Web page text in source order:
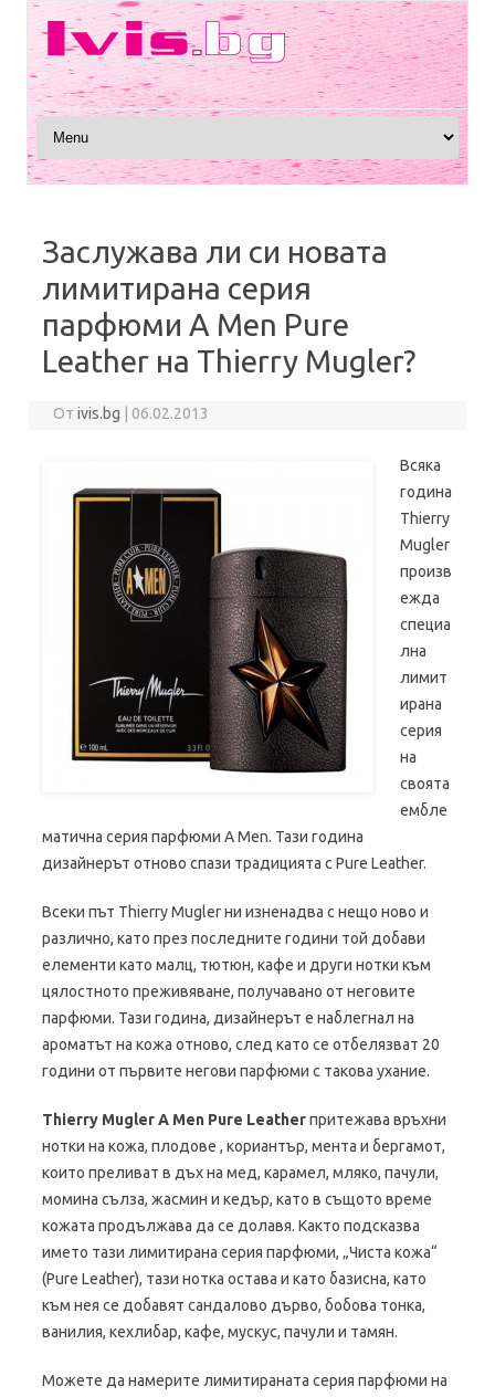
Преминете към съдържанието
Заслужава ли си новата
лимитирана серия
парфюми A Men Pure
Leather на Thierry Mugler?
Отivis.bg 06.02.2013
Всяка
година
Thierry
Mugler
произв
ежда
специа
лна
лимит
ирана
серия
на
своята
ембле
матична серия парфюми A Men. Тази година
дизайнерът отново спази традицията с Pure Leather.
Всеки път Thierry Mugler ни изненадва с нещо ново и
различно, като през последните години той добави
елементи като малц, тютюн, кафе и други нотки към
цялостното преживяване, получавано от неговите
парфюми. Тази година, дизайнерът е наблегнал на
ароматът на кожа отново, след като се отбелязват 20
години от първите негови парфюми с такова ухание.
Thierry Mugler A Men Pure Leatherпритежава връхни
нотки на кожа, плодове , кориантър, мента и бергамот,
които преливат в дъх на мед, карамел, мляко, пачули,
момина сълза, жасмин и кедър, като в същото време
кожата продължава да се долавя. Както подсказва
името тази лимитирана серия парфюми, „Чиста кожа“
(Pure Leather), тази нотка остава и като базисна, като
към нея се добавят сандалово дърво, бобова тонка,
ванилия, кехлибар, кафе, мускус, пачули и тамян.
Можете да намерите лимитираната серия парфюми на